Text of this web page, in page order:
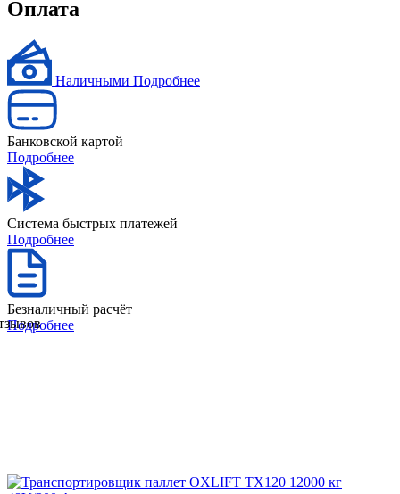
Оплата
Наличными Подробнее
Банковской картой
Подробнее
Система быстрых платежей
Подробнее
Безналичный расчёт
Подробнее